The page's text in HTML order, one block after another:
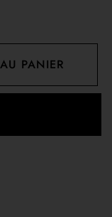
PANIER